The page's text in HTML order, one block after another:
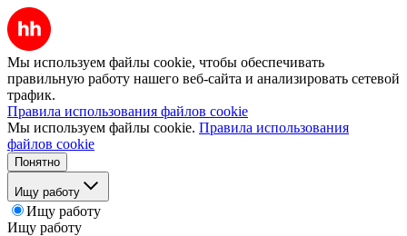
Мы используем файлы cookie, чтобы обеспечивать
правильную работу нашего веб-сайта и анализировать сетевой
трафик.
Правила использования файлов cookie
Мы используем файлы cookie. Правила использования
файлов cookie
Понятно
Ищу работу
Ищу работу
Ищу работу